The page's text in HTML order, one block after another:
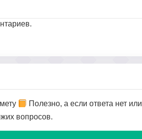
Полезно, а если ответа нет или
вопросов.